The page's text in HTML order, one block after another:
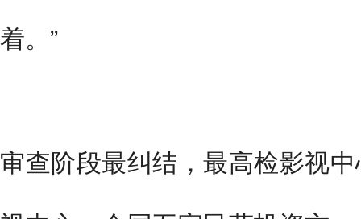
着。”
审查阶段最纠结，最高检影视